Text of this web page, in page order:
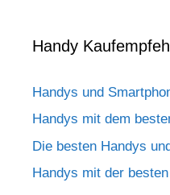
Handy
Handys und
Handys mit dem
Die besten Handys
Handys mit der